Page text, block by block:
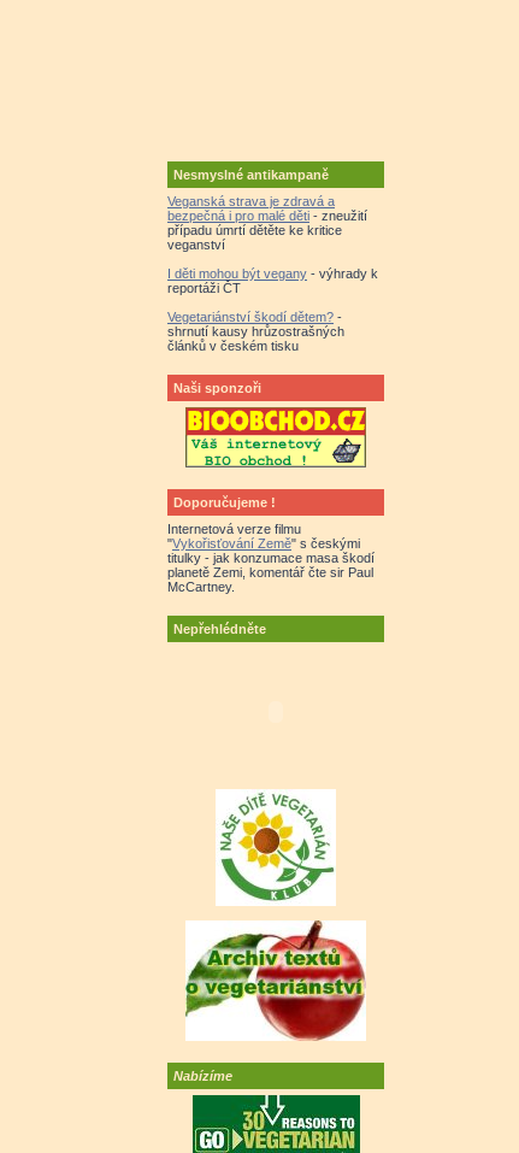
Nesmyslné antikampaně
Veganská strava je zdravá a
bezpečná i pro malé děti - zneužití
případu úmrtí dětěte ke kritice
veganství
I děti mohou být vegany - výhrady k
reportáži ČT
Vegetariánství škodí dětem? -
shrnutí kausy hrůzostrašných
článků v českém tisku
Naši sponzoři
Doporučujeme !
Internetová verze filmu
"Vykořisťování Země" s českými
titulky - jak konzumace masa škodí
planetě Zemi, komentář čte sir Paul
McCartney.
Nepřehlédněte
Nabízíme